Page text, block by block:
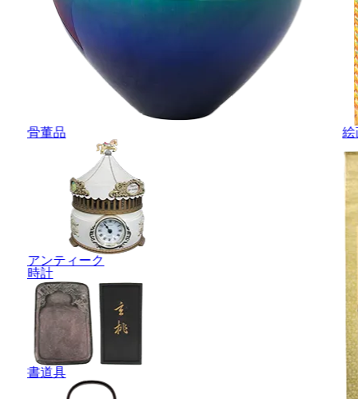
骨董品
アンティーク
時計
書道具
絵